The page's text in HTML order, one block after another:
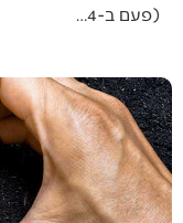
(פעם ב-4…